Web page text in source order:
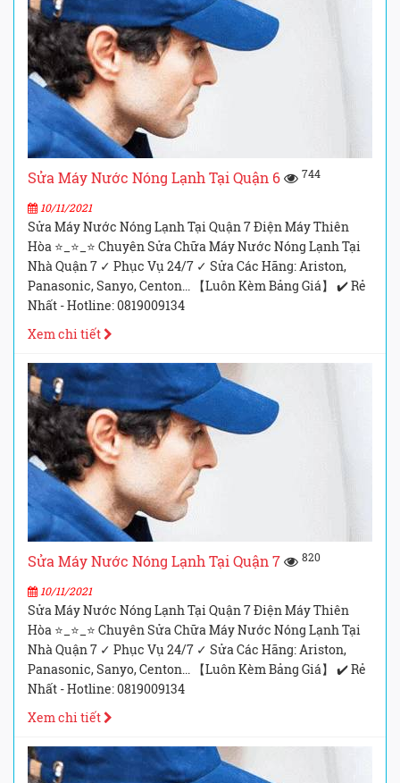
Sửa Máy Nước Nóng Lạnh Tại Quận 6 744
10/11/2021
Sửa Máy Nước Nóng Lạnh Tại Quận 7 Điện Máy Thiên
Hòa ⭐_⭐_⭐ Chuyên Sửa Chữa Máy Nước Nóng Lạnh Tại
Nhà Quận 7 ✓ Phục Vụ 24/7 ✓ Sửa Các Hãng: Ariston,
Panasonic, Sanyo, Centon... 【Luôn Kèm Bảng Giá】 ✔️ Rẻ
Nhất - Hotline: 0819009134
Xem chi tiết
Sửa Máy Nước Nóng Lạnh Tại Quận 7 820
10/11/2021
Sửa Máy Nước Nóng Lạnh Tại Quận 7 Điện Máy Thiên
Hòa ⭐_⭐_⭐ Chuyên Sửa Chữa Máy Nước Nóng Lạnh Tại
Nhà Quận 7 ✓ Phục Vụ 24/7 ✓ Sửa Các Hãng: Ariston,
Panasonic, Sanyo, Centon... 【Luôn Kèm Bảng Giá】 ✔️ Rẻ
Nhất - Hotline: 0819009134
Xem chi tiết